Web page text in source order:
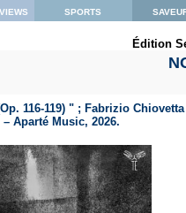
SPORTS
Édition
116-119) " ; Fabrizio Chiovetta
Aparté Music, 2026.